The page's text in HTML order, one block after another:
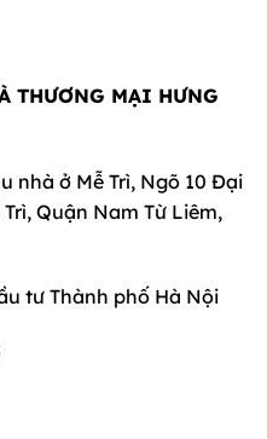
THƯƠNG MẠI HƯNG
nhà ở Mễ Trì, Ngõ 10 Đại
Quận Nam Từ Liêm,
tư Thành phố Hà Nội